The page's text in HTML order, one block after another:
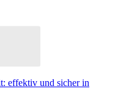
effektiv und sicher in